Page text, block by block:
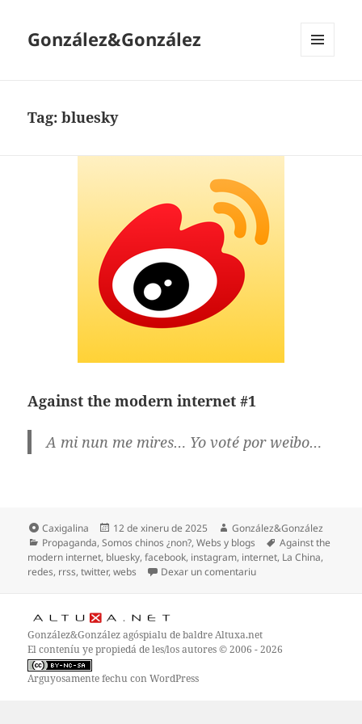
González&González
Tag:bluesky
Against the modern internet #1
A mi nun me mires… Yo voté por weibo…
Formatu
Caxigalina
Espublizáu
en
12 de xineru de 2025 Autor
González&González
Categoríes
Propaganda,Somos chinos ¿non?,Webs y blogs Etiquetes
Against the
modern internet, bluesky,facebook, instagram, internet, La China,
redes, rrss,twitter,webs Dexar un comentariuen Against the
González&Gonzálezagóspialu de baldreAltuxa.net
El conteníu ye propiedá de les/los autores © 2006 - 2026
Arguyosamente fechu con WordPress